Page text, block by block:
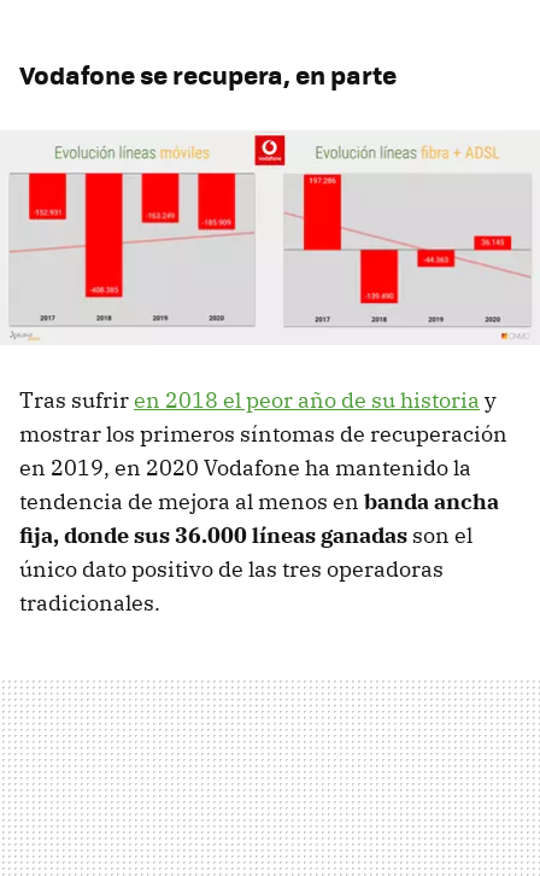
Vodafone se recupera, en parte
Tras sufriren 2018 el peor año de su historia y
mostrar los primeros síntomas de recuperación
en 2019, en 2020 Vodafone ha mantenido la
tendencia de mejora al menos en banda ancha
fija, donde sus 36.000 líneas ganadas son el
único dato positivo de las tres operadoras
tradicionales.